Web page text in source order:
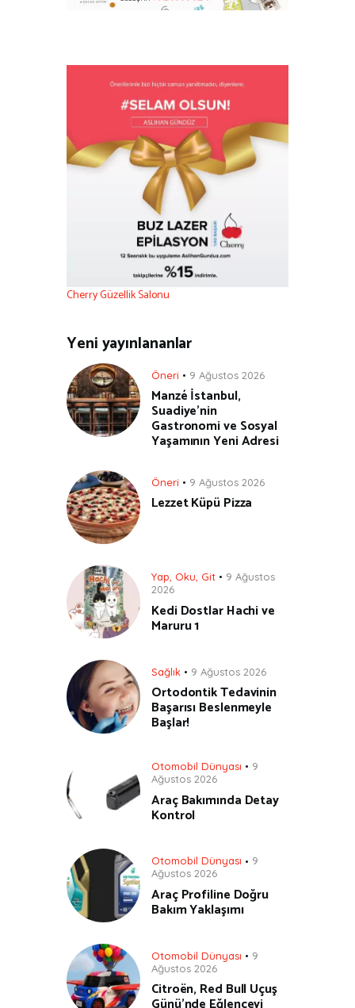
Cherry Güzellik Salonu
Yeni yayınlananlar
Öneri 9 Ağustos 2026
Manzé İstanbul,
Suadiye’nin
Gastronomi ve Sosyal
Yaşamının Yeni Adresi
Öneri 9 Ağustos 2026
Lezzet Küpü Pizza
Yap, Oku, Git
9 Ağustos
2026
Kedi Dostlar Hachi ve
Maruru 1
Sağlık 9 Ağustos 2026
Ortodontik Tedavinin
Başarısı Beslenmeyle
Başlar!
Otomobil Dünyası
9
Ağustos 2026
Araç Bakımında Detay
Kontrol
Otomobil Dünyası
9
Ağustos 2026
Araç Profiline Doğru
Bakım Yaklaşımı
Otomobil Dünyası
9
Ağustos 2026
Citroën, Red Bull Uçuş